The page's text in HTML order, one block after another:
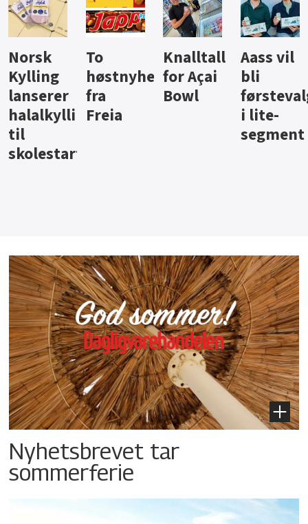
Knalltall
for Açai
Bowl
Aass vil
bli
førstevalg
i lite-
Brus og
jus fra
Berentsen
Hard
iste fra
Hansa
Nyhetsbrevet tar
sommerferie